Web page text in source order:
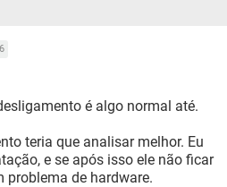
é algo normal até.
teria que analisar melhor. Eu
e se após isso ele não ficar
problema de hardware.